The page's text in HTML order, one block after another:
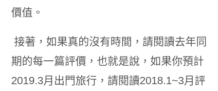
價值。
接著，如果真的沒有時間，請閱讀去年同
期的每一篇評價，也就是說，如果你預計
2019.3月出門旅行，請閱讀2018.1~3月評